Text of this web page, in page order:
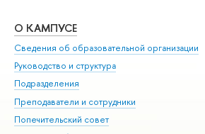
О КАМПУСЕ
Сведения об образовательной организации
Руководство и структура
Подразделения
Преподаватели и сотрудники
Попечительский совет